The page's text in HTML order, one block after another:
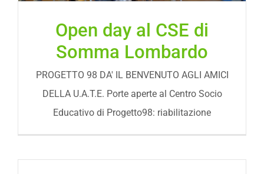
Open day al CSE di
Somma Lombardo
PROGETTO 98 DA' IL BENVENUTO AGLI AMICI
DELLA U.A.T.E. Porte aperte al Centro Socio
Educativo di Progetto98: riabilitazione